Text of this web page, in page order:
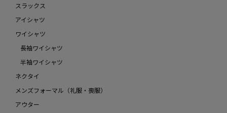
スラックス
アイシャツ
ワイシャツ
長袖ワイシャツ
半袖ワイシャツ
ネクタイ
メンズフォーマル（礼服・喪服）
アウター